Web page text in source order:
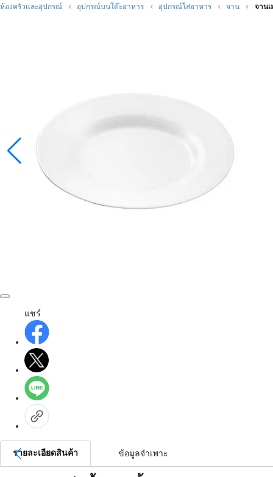
ห้องครัวและอุปกรณ์ อุปกรณ์บนโต๊ะอาหาร อุปกรณ์ใส่อาหาร จาน จานเ
แชร์
รายละเอียดสินค้า ข้อมูลจำเพาะ